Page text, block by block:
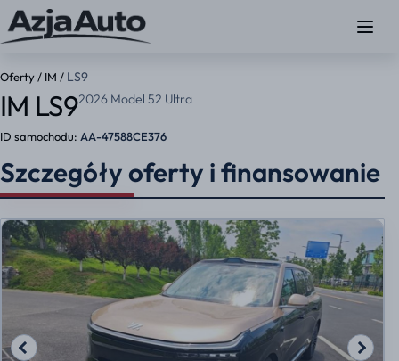
Oferty / IM / LS9
IM LS92026 Model 52 Ultra
ID samochodu: AA-47588CE376
Szczegóły oferty i finansowanie